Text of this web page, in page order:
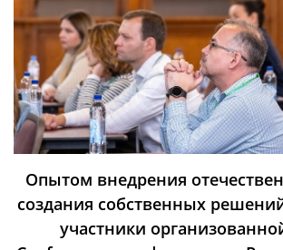
Опытом внедрения
создания собственных
участники